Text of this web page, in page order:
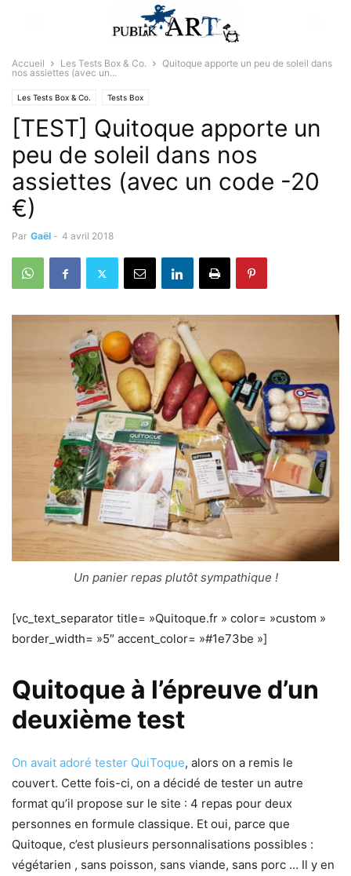
Accueil Les Tests Box & Co.
Quitoque apporte un peu de soleil dans
nos assiettes (avec un...
Les Tests Box & Co. Tests Box
[TEST] Quitoque apporte un
peu de soleil dans nos
assiettes (avec un code -20
€)
Par Gaël - 4 avril 2018
Un panier repas plutôt sympathique !
[vc_text_separator title= »Quitoque.fr » color= »custom »
border_width= »5″ accent_color= »#1e73be »]
Quitoque à l’épreuve d’un
deuxième test
On avait adoré tester QuiToque, alors on a remis le
couvert. Cette fois-ci, on a décidé de tester un autre
format qu’il propose sur le site : 4 repas pour deux
personnes en formule classique. Et oui, parce que
Quitoque, c’est plusieurs personnalisations possibles :
végétarien , sans poisson, sans viande, sans porc … Il y en